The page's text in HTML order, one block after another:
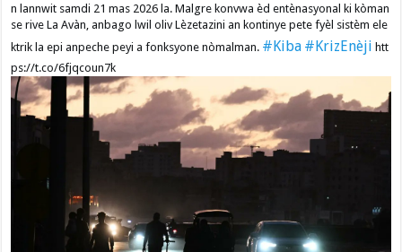
n lannwit samdi 21 mas 2026 la. Malgre konvwa èd entènasyonal ki kòman
se rive La Avàn, anbago lwil oliv Lèzetazini an kontinye pete fyèl sistèm ele
ktrik la epi anpeche peyi a fonksyone nòmalman. #Kiba #KrizEnèji htt
ps://t.co/6fjqcoun7k